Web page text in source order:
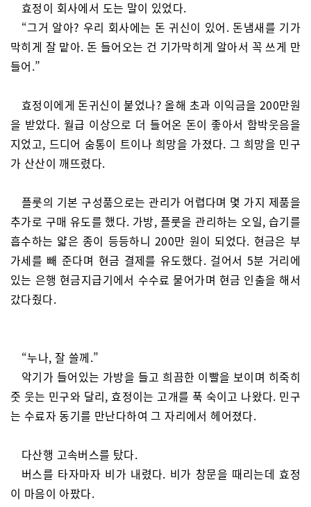
효정이 회사에서 도는 말이 있었다.
“그거 알아? 우리 회사에는 돈 귀신이 있어. 돈냄새를 기가
막히게 잘 맡아. 돈 들어오는 건 기가막히게 알아서 꼭 쓰게 만
들어.”
효정이에게 돈귀신이 붙었나? 올해 초과 이익금을 200만원
을 받았다. 월급 이상으로 더 들어온 돈이 좋아서 함박웃음을
지었고, 드디어 숨통이 트이나 희망을 가졌다. 그 희망을 민구
가 산산이 깨뜨렸다.
플룻의 기본 구성품으로는 관리가 어렵다며 몇 가지 제품을
추가로 구매 유도를 했다. 가방, 플룻을 관리하는 오일, 습기를
흡수하는 얇은 종이 등등하니 200만 원이 되었다. 현금은 부
가세를 빼 준다며 현금 결제를 유도했다. 걸어서 5분 거리에
있는 은행 현금지급기에서 수수료 물어가며 현금 인출을 해서
갔다줬다.
“누나, 잘 쓸께.”
악기가 들어있는 가방을 들고 희끔한 이빨을 보이며 히죽히
줏 웃는 민구와 달리, 효정이는 고개를 푹 숙이고 나왔다. 민구
는 수료자 동기를 만난다하여 그 자리에서 헤어졌다.
다산행 고속버스를 탔다.
버스를 타자마자 비가 내렸다. 비가 창문을 때리는데 효정
이 마음이 아팠다.